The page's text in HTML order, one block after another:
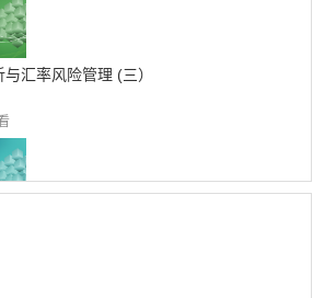
汇率风险管理 (三）
汇率风险管理 (四）